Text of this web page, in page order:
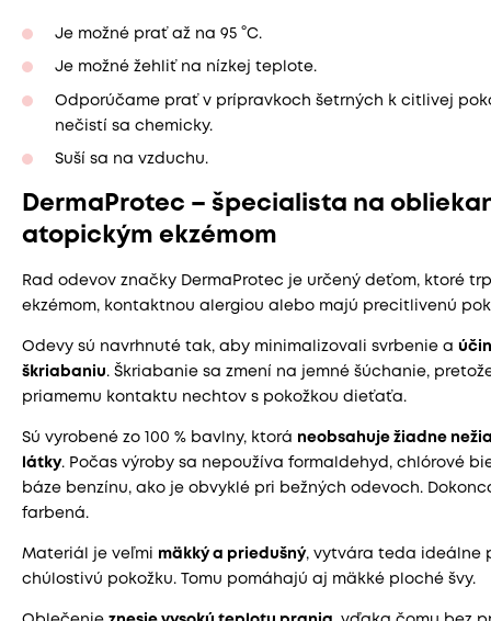
Je možné prať až na 95 °C.
Je možné žehliť na nízkej teplote.
Odporúčame prať v prípravkoch šetrných k citlivej
nečistí sa chemicky.
Suší sa na vzduchu.
DermaProtec – špecialista na
atopickým ekzémom
Rad odevov značky DermaProtec je určený deťom, ktoré
ekzémom, kontaktnou alergiou alebo majú precitlivenú
Odevy sú navrhnuté tak, aby minimalizovali svrbenie a
škriabaniu. Škriabanie sa zmení na jemné šúchanie,
priamemu kontaktu nechtov s pokožkou dieťaťa.
Sú vyrobené zo 100 % bavlny, ktorá neobsahuje žiadne
látky. Počas výroby sa nepoužíva formaldehyd, chlórové
báze benzínu, ako je obvyklé pri bežných odevoch.
farbená.
Materiál je veľmi mäkký a priedušný, vytvára teda ideálne
chúlostivú pokožku. Tomu pomáhajú aj mäkké ploché švy.